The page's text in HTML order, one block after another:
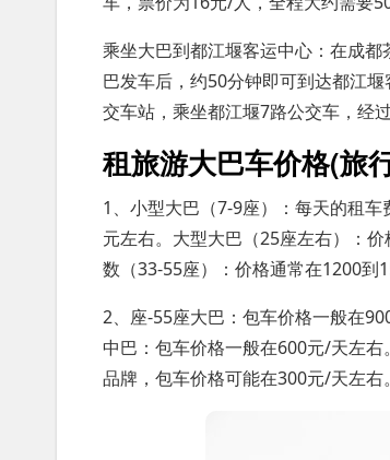
乘坐大巴到都江堰客运中心：在成
巴发车后，约50分钟即可到达都江
交车站，乘坐都江堰7路公交车，经
租旅游大巴车价格(旅
1、小型大巴（7-9座）：每天的租
元左右。大型大巴（25座左右）：
数（33-55座）：价格通常在1200到
2、座-55座大巴：包车价格一般在
中巴：包车价格一般在600元/天左
品牌，包车价格可能在300元/天左右